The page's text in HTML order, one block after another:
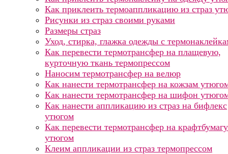
Как приклеить термоаппликацию из страз
Рисунки из страз своими руками
Размеры страз
Уход, стирка, глажка одежды с
Как перевести термотрансфер на плащевую,
курточную ткань термопрессом
Наносим термотрансфер на велюр
Как нанести термотрансфер на кожзам
Как нанести термотрансфер на шифон
Как нанести аппликацию из страз на бифлекс
утюгом
Как перевести термотрансфер на крафтбумагу
утюгом
Клеим аппликации из страз термопрессом